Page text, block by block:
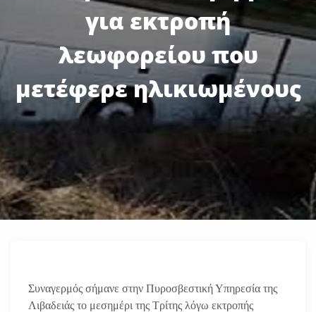
για εκτροπή
λεωφορείου που
μετέφερε ηλικιωμένους
Συναγερμός σήμανε στην Πυροσβεστική Υπηρεσία της
Λιβαδειάς το μεσημέρι της Τρίτης λόγω εκτροπής